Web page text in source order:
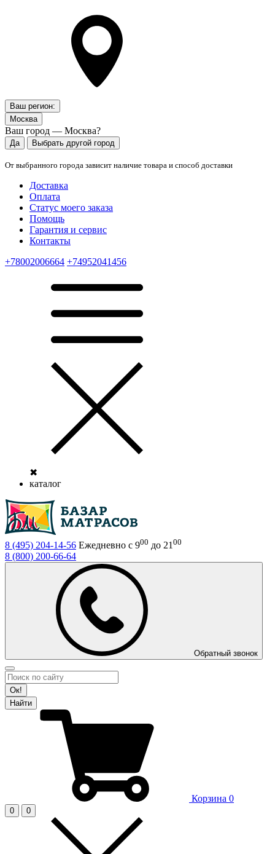
Ваш регион:
Москва
Ваш город — Москва?
Да Выбрать другой город
От выбранного города зависит наличие товара и способ доставки
Доставка
Оплата
Статус моего заказа
Помощь
Гарантия и сервис
Контакты
+78002006664 +74952041456
✖
каталог
8 (495) 204-14-56 Ежедневно с 900 до 21 00
8 (800) 200-66-64
Обратный звонок
Ок!
Найти
Корзина 0
0 0